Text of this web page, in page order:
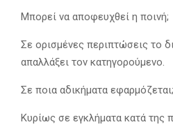
Μπορεί να αποφευχθεί η ποινή;
Σε ορισμένες περιπτώσεις το
απαλλάξει τον κατηγορούμενο.
Σε ποια αδικήματα εφαρμόζεται;
Κυρίως σε εγκλήματα κατά της